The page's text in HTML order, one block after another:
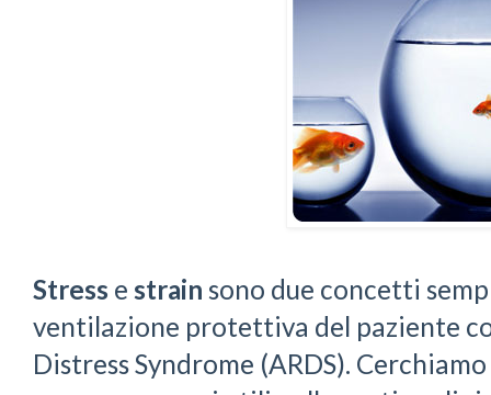
Stress e strain sono due concetti
ventilazione protettiva del paziente
Distress Syndrome (ARDS).